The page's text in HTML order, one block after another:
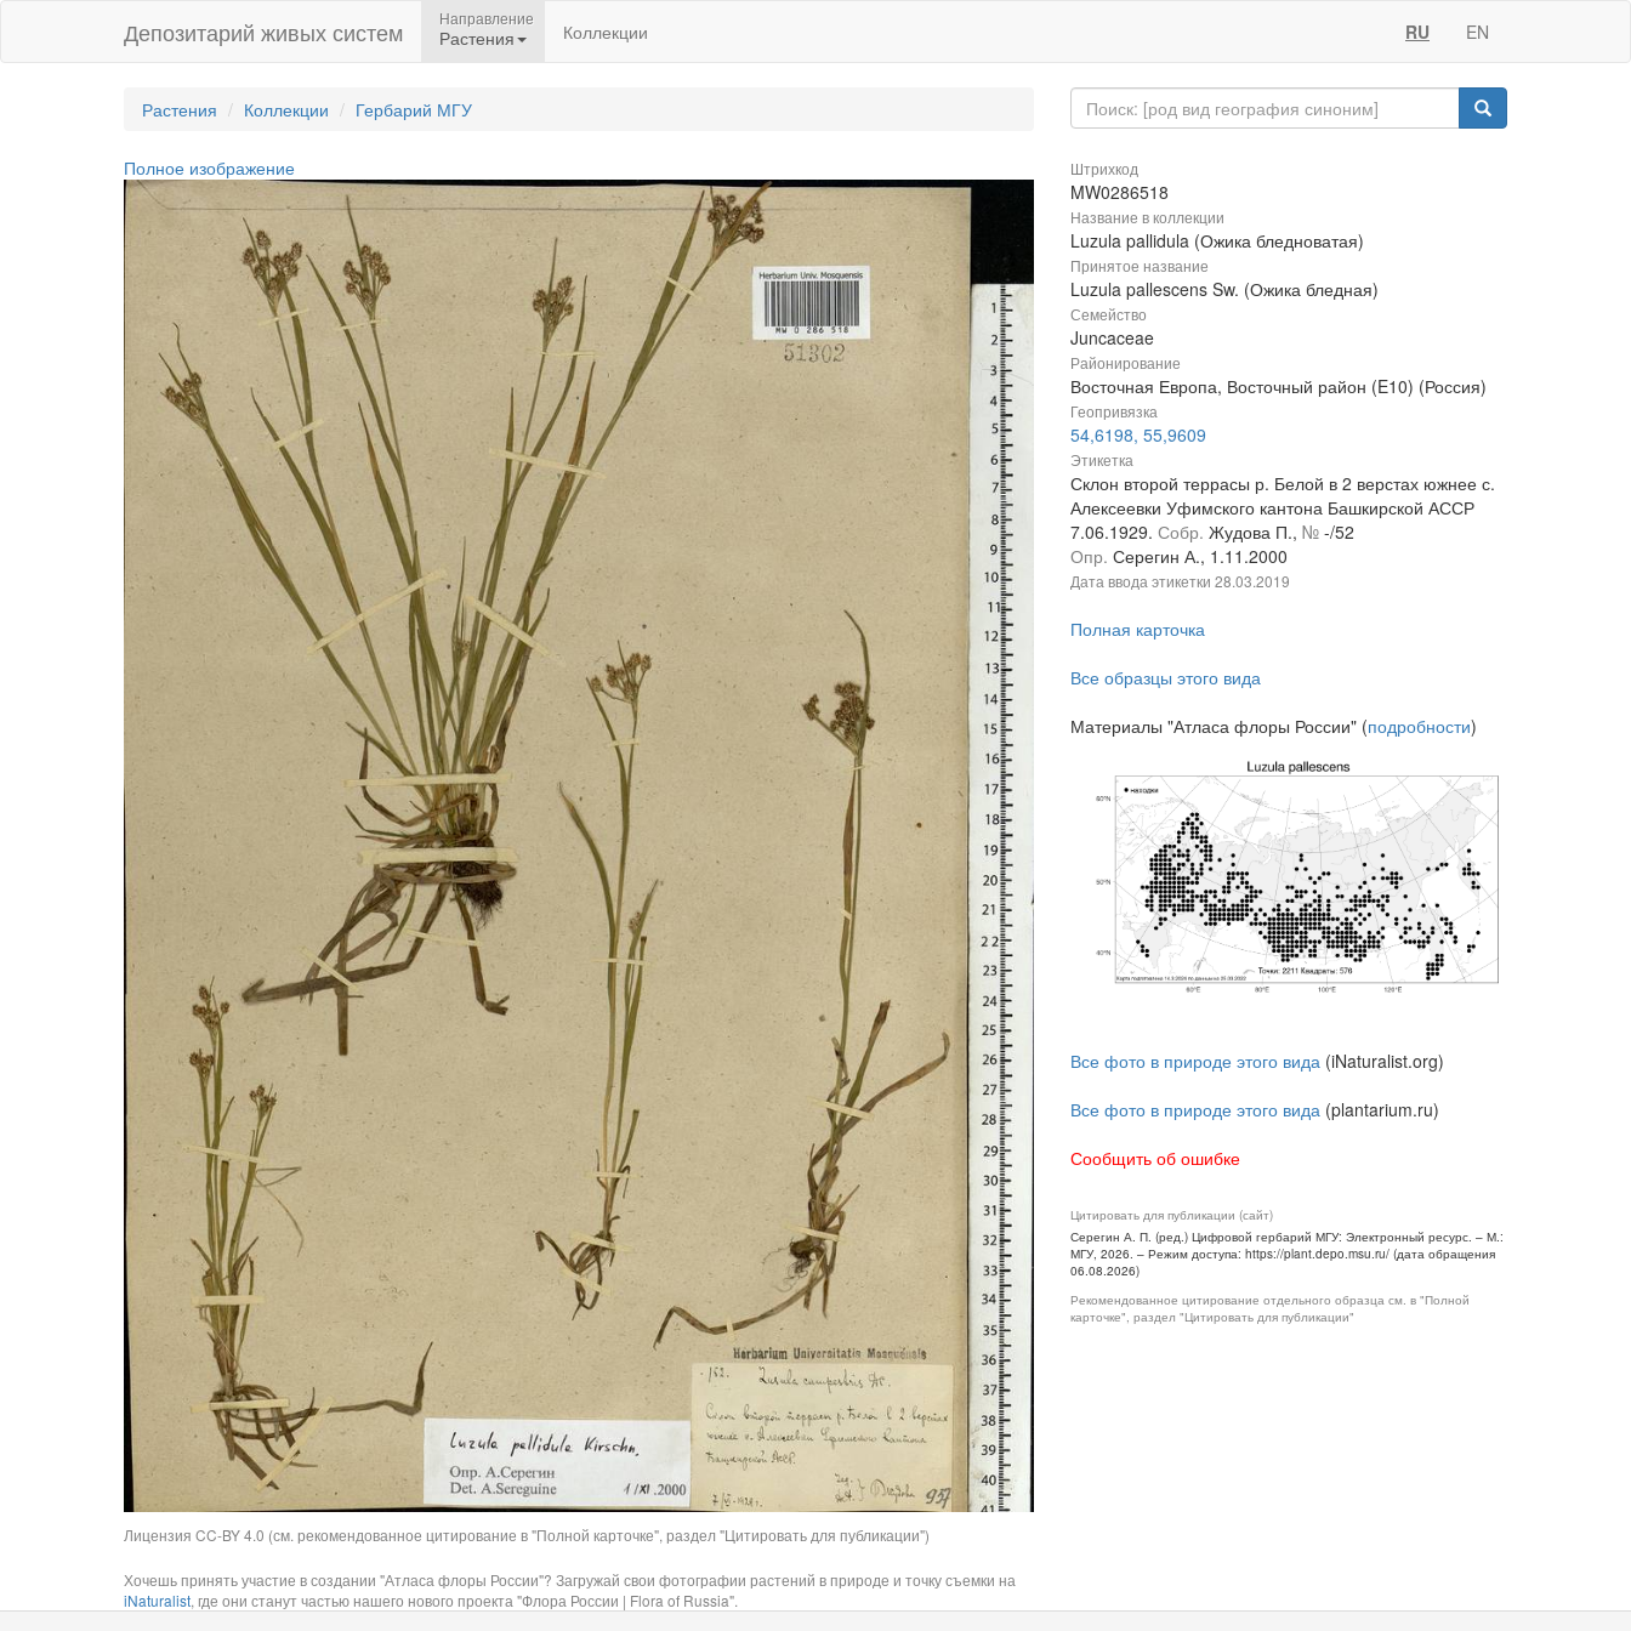
Депозитарий живых систем Направление
Растения Коллекции RU EN
Растения Коллекции Гербарий МГУ
Полное изображение
Лицензия CC-BY 4.0 (см. рекомендованное цитирование в "Полной карточке", раздел "Цитировать для публикации")
Хочешь принять участие в создании "Атласа флоры России"? Загружай свои фотографии растений в природе и точку съемки на
iNaturalist, где они станут частью нашего нового проекта "Флора России | Flora of Russia".
Штрихкод
MW0286518
Название в коллекции
Luzula pallidula (Ожика бледноватая)
Принятое название
Luzula pallescens Sw. (Ожика бледная)
Семейство
Juncaceae
Районирование
Восточная Европа, Восточный район (E10) (Россия)
Геопривязка
54,6198, 55,9609
Этикетка
Склон второй террасы р. Белой в 2 верстах южнее с.
Алексеевки Уфимского кантона Башкирской АССР
7.06.1929. Собр. Жудова П., № -/52
Опр. Серегин А., 1.11.2000
Дата ввода этикетки 28.03.2019
Полная карточка
Все образцы этого вида
Материалы "Атласа флоры России" (подробности)
Все фото в природе этого вида (iNaturalist.org)
Все фото в природе этого вида (plantarium.ru)
Сообщить об ошибке
Цитировать для публикации (сайт)
Серегин А. П. (ред.) Цифровой гербарий МГУ: Электронный ресурс. – М.:
МГУ, 2026. – Режим доступа: https://plant.depo.msu.ru/ (дата обращения
06.08.2026)
Рекомендованное цитирование отдельного образца см. в "Полной
карточке", раздел "Цитировать для публикации"